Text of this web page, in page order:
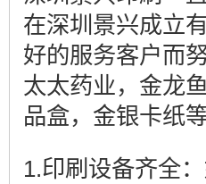
在深圳景兴成立
好的服务客户而
太太药业，金龙
品盒，金银卡纸
1.印刷设备齐全